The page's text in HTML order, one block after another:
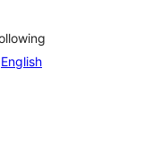
English